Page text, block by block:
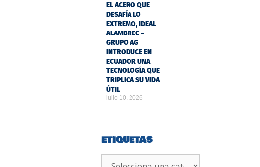
EL ACERO QUE
DESAFÍA LO
EXTREMO, IDEAL
ALAMBREC –
GRUPO AG
INTRODUCE EN
ECUADOR UNA
TECNOLOGÍA QUE
TRIPLICA SU VIDA
ÚTIL
julio 10, 2026
ETIQUETAS